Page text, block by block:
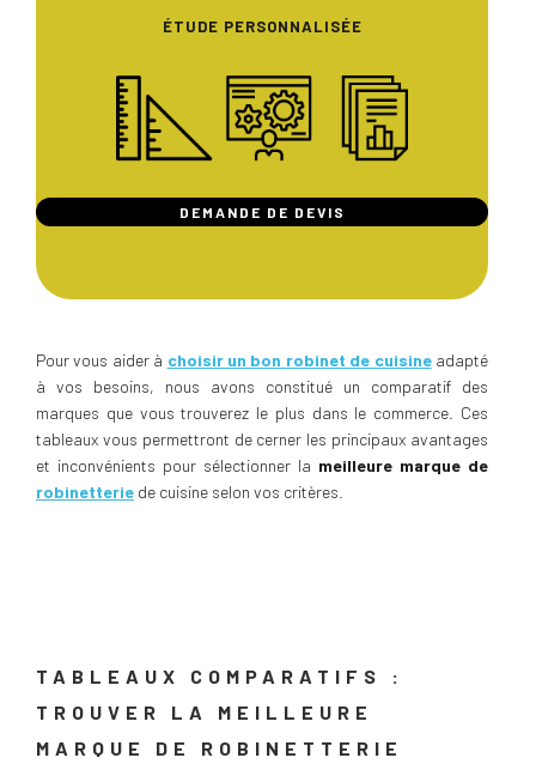
ÉTUDE PERSONNALISÉE
DEMANDE DE DEVIS
Pour vous aider à choisir un bon robinet de cuisineadapté
à vos besoins, nous avons constitué un comparatif des
marques que vous trouverez le plus dans le commerce. Ces
tableaux vous permettront de cerner les principaux avantages
et inconvénients pour sélectionner la meilleure marque de
robinetterie de cuisine selon vos critères.
TABLEAUX COMPARATIFS :
TROUVER LA MEILLEURE
MARQUE DE ROBINETTERIE